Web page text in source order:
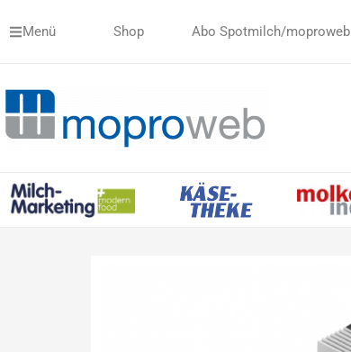
InhaltMenü Shop Abo Spotmilch/moproweb